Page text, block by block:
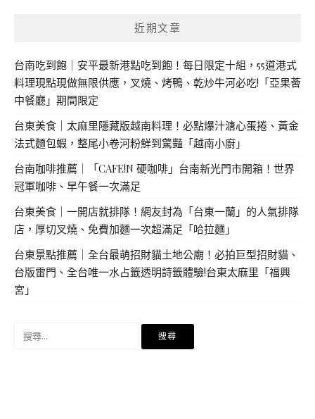
近期文章
台南吃到飽｜安平最新港點吃到飽！每日限定十組，55道港式
料理現點現做無限供應，叉燒、烤鴨、乾炒牛河必吃!「亞果薈
中餐廳」期間限定
台東美食｜太麻里隱藏版越南料理！必點爆汁溏心蛋捲、黃金
法式麵包蝦，整尾小卷河粉鮮到驚豔「越南小廚」
台南咖啡推薦｜「CAFE!N 硬咖啡」台南新光門市開箱！世界
冠軍咖啡、早午餐一次滿足
台東美食｜一開店就排隊！網友封為「台東一蘭」的人氣排隊
店，厚切叉燒、免費加麵一次超滿足「哈拉麵」
台東景點推薦｜全台最萌招財貓土地公廟！必拍巨型招財貓、
台版雷門、全台唯一水占籤透明詩籤體驗!台東太麻里「福興
宮」